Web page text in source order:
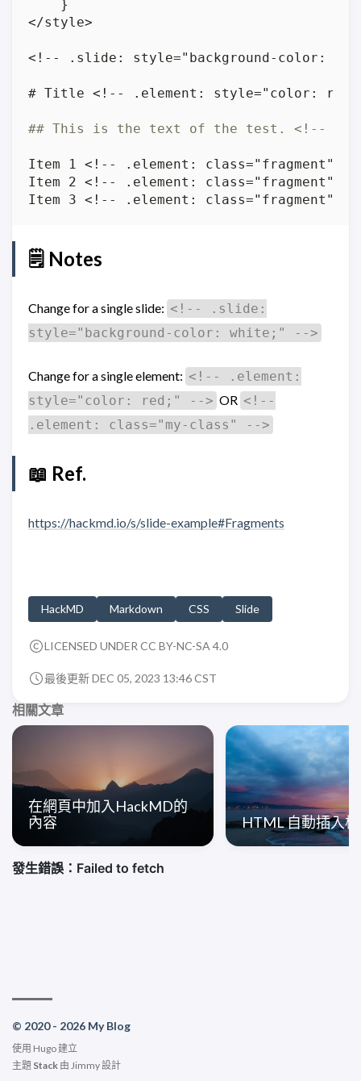
🗒️ Notes
Change for a single slide: <!-- .slide:
style="background-color: white;" -->
Change for a single element: <!-- .element:
style="color: red;" --> OR <!--
.element: class="my-class" -->
📖 Ref.
https://hackmd.io/s/slide-example#Fragments
HackMD Markdown CSS Slide
LICENSED UNDER CC BY-NC-SA 4.0
最後更新 DEC 05, 2023 13:46 CST
相關文章
在網頁中加入HackMD的
內容
HTML 自動插入
© 2020 - 2026 My Blog
使用 Hugo建立
主題 Stack 由 Jimmy設計